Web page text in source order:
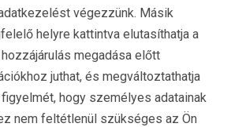
végezzünk. Másik
helyre kattintva elutasíthatja a
megadása előtt
juthat, és megváltoztathatja
hogy személyes adatainak
nem feltétlenül szükséges az Ön